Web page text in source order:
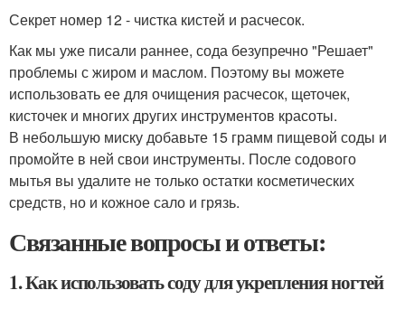
Секрет номер 12 - чистка кистей и расчесок.
Как мы уже писали раннее, сода безупречно "Решает"
проблемы с жиром и маслом. Поэтому вы можете
использовать ее для очищения расчесок, щеточек,
кисточек и многих других инструментов красоты.
В небольшую миску добавьте 15 грамм пищевой соды и
промойте в ней свои инструменты. После содового
мытья вы удалите не только остатки косметических
средств, но и кожное сало и грязь.
Связанные вопросы и ответы:
1. Как использовать соду для укрепления ногтей